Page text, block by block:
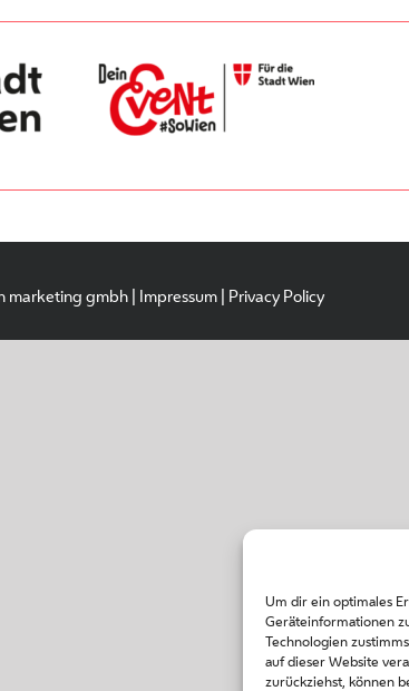
Um dir ein optimales
Geräteinformationen
Technologien
auf dieser Website
zurückziehst, können
marketing gmbh | Impressum | Privacy Policy